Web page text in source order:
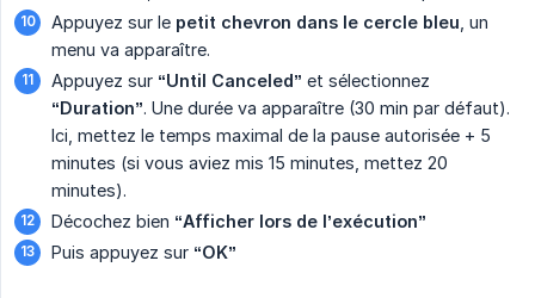
Appuyez sur le petit chevron dans le cercle bleu , un
menu va apparaître.
Appuyez sur “Until Canceled” et sélectionnez
“Duration”. Une durée va apparaître (30 min par défaut).
Ici, mettez le temps maximal de la pause autorisée + 5
minutes (si vous aviez mis 15 minutes, mettez 20
minutes).
Décochez bien “Afficher lors de l’exécution”
Puis appuyez sur “OK”